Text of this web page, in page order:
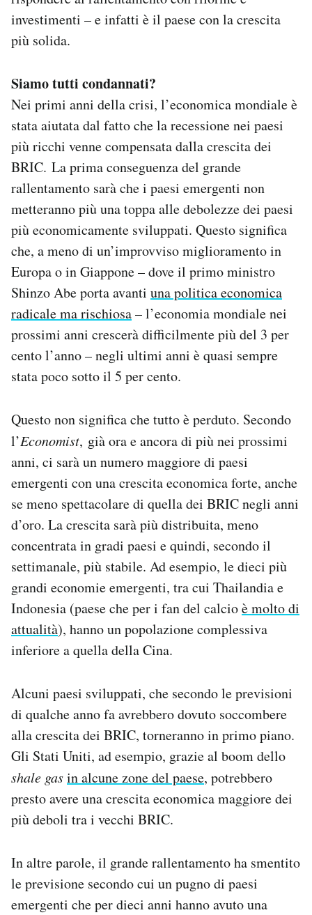
investimenti – e infatti è il paese con la crescita
più solida.
Siamo tutti condannati?
Nei primi anni della crisi, l’economica mondiale è
stata aiutata dal fatto che la recessione nei paesi
più ricchi venne compensata dalla crescita dei
BRIC. La prima conseguenza del grande
rallentamento sarà che i paesi emergenti non
metteranno più una toppa alle debolezze dei paesi
più economicamente sviluppati. Questo significa
che, a meno di un’improvviso miglioramento in
Europa o in Giappone – dove il primo ministro
Shinzo Abe porta avanti una politica economica
radicale ma rischiosa– l’economia mondiale nei
prossimi anni crescerà difficilmente più del 3 per
cento l’anno – negli ultimi anni è quasi sempre
stata poco sotto il 5 per cento.
Questo non significa che tutto è perduto. Secondo
l’Economist, già ora e ancora di più nei prossimi
anni, ci sarà un numero maggiore di paesi
emergenti con una crescita economica forte, anche
se meno spettacolare di quella dei BRIC negli anni
d’oro. La crescita sarà più distribuita, meno
concentrata in gradi paesi e quindi, secondo il
settimanale, più stabile. Ad esempio, le dieci più
grandi economie emergenti, tra cui Thailandia e
Indonesia (paese che per i fan del calcioè molto di
attualità), hanno un popolazione complessiva
inferiore a quella della Cina.
Alcuni paesi sviluppati, che secondo le previsioni
di qualche anno fa avrebbero dovuto soccombere
alla crescita dei BRIC, torneranno in primo piano.
Gli Stati Uniti, ad esempio, grazie al boom dello
shale gasin alcune zone del paese, potrebbero
presto avere una crescita economica maggiore dei
più deboli tra i vecchi BRIC.
In altre parole, il grande rallentamento ha smentito
le previsione secondo cui un pugno di paesi
emergenti che per dieci anni hanno avuto una